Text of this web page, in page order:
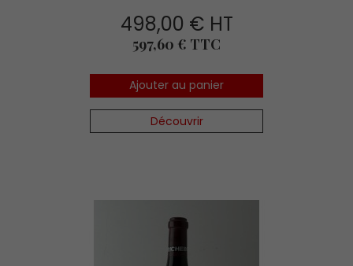
498,00 € HT
Prix
597,60 € TTC
Ajouter au panier
Découvrir